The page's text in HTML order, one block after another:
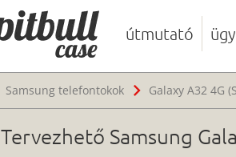
útmutató
Samsung telefontokok Galaxy A32 4G
Tervezhető Samsung